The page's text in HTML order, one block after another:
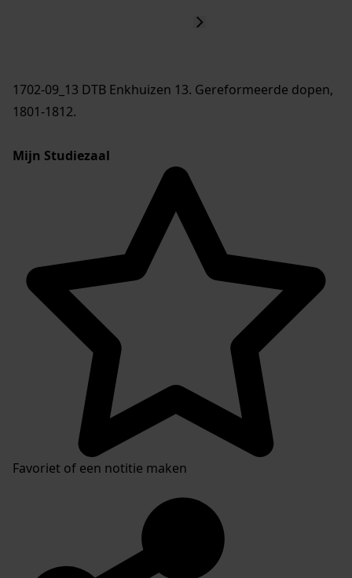
1702-09_13 DTB Enkhuizen 13. Gereformeerde dopen,
1801-1812.
Mijn Studiezaal
Favoriet of een notitie maken